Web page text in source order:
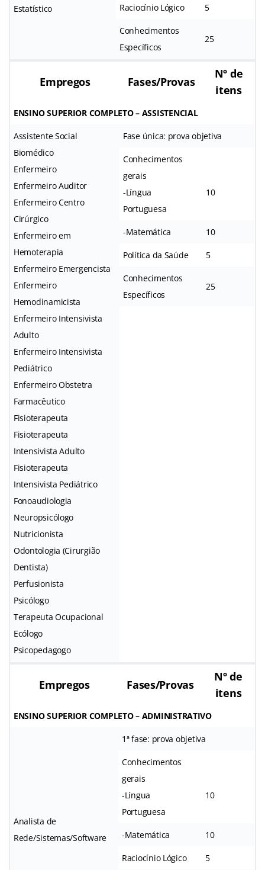
Estatístico
Raciocínio Lógico 5
Conhecimentos
Específicos
25
Empregos Fases/Provas
Nº de
itens
ENSINO SUPERIOR COMPLETO – ASSISTENCIAL
Assistente Social
Biomédico
Enfermeiro
Enfermeiro Auditor
Enfermeiro Centro
Cirúrgico
Enfermeiro em
Hemoterapia
Enfermeiro Emergencista
Enfermeiro
Hemodinamicista
Enfermeiro Intensivista
Adulto
Enfermeiro Intensivista
Pediátrico
Enfermeiro Obstetra
Farmacêutico
Fisioterapeuta
Fisioterapeuta
Intensivista Adulto
Fisioterapeuta
Intensivista Pediátrico
Fonoaudiologia
Neuropsicólogo
Nutricionista
Odontologia (Cirurgião
Dentista)
Perfusionista
Psicólogo
Terapeuta Ocupacional
Ecólogo
Psicopedagogo
Fase única: prova objetiva
Conhecimentos
gerais
-Língua
Portuguesa
10
-Matemática 10
Política da Saúde 5
Conhecimentos
Específicos
25
Empregos Fases/Provas
Nº de
itens
ENSINO SUPERIOR COMPLETO – ADMINISTRATIVO
Analista de
Rede/Sistemas/Software
1ª fase: prova objetiva
Conhecimentos
gerais
-Língua
Portuguesa
10
-Matemática 10
Raciocínio Lógico 5